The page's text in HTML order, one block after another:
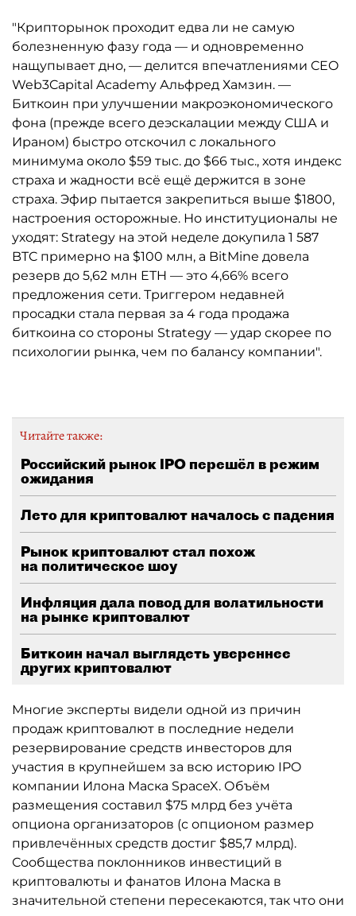
"Крипторынок проходит едва ли не самую
болезненную фазу года — и одновременно
нащупывает дно, — делится впечатлениями CEO
Web3Capital Academy Альфред Хамзин. —
Биткоин при улучшении макроэкономического
фона (прежде всего деэскалации между США и
Ираном) быстро отскочил с локального
минимума около $59 тыс. до $66 тыс., хотя индекс
страха и жадности всё ещё держится в зоне
страха. Эфир пытается закрепиться выше $1800,
настроения осторожные. Но институционалы не
уходят: Strategy на этой неделе докупила 1 587
BTC примерно на $100 млн, а BitMine довела
резерв до 5,62 млн ETH — это 4,66% всего
предложения сети. Триггером недавней
просадки стала первая за 4 года продажа
биткоина со стороны Strategy — удар скорее по
психологии рынка, чем по балансу компании".
Читайте также:
Российский рынок IPO перешёл в режим
ожидания
Лето для криптовалют началось с падения
Рынок криптовалют стал похож
на политическое шоу
Инфляция дала повод для волатильности
на рынке криптовалют
Биткоин начал выглядеть увереннее
других криптовалют
Многие эксперты видели одной из причин
продаж криптовалют в последние недели
резервирование средств инвесторов для
участия в крупнейшем за всю историю IPO
компании Илона Маска SpaceX. Объём
размещения составил $75 млрд без учёта
опциона организаторов (с опционом размер
привлечённых средств достиг $85,7 млрд).
Сообщества поклонников инвестиций в
криптовалюты и фанатов Илона Маска в
значительной степени пересекаются, так что они